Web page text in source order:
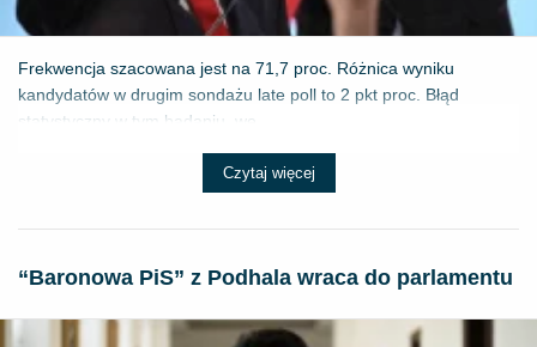
Frekwencja szacowana jest na 71,7 proc. Różnica wyniku
kandydatów w drugim sondażu late poll to 2 pkt proc. Błąd
statystyczny w tym badaniu, we...
Czytaj więcej
“Baronowa PiS” z Podhala wraca do parlamentu